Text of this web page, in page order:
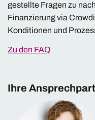
gestellte Fragen zu
Finanzierung via
Konditionen und
Zu den FAQ
Ihre